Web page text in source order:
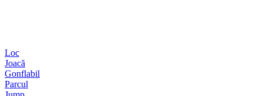
Loc
Joacă
Gonflabil
Parcul